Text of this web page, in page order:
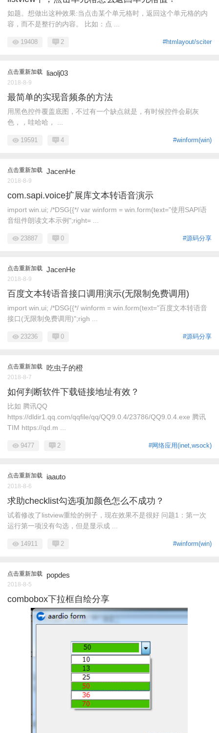
如题。想做出这种效果:当点击某个单元格时，返回这个单元格的内
容，而不是整行的内容。 比如：点 ...
#htmlayout/sciter
19408 2
点击重新加载 liaolj03
2018-8-9
最简单的实现音频条的方法
用黑色控件覆盖底图，不过有一个缺点就是，有时候控件会刷灰
色，，哇哈哈， ...
#winform(win)
19591 4
点击重新加载 JacenHe
2018-8-9
com.sapi.voice扩展库文本转语音演示
import win.ui; /*DSG{{*/ var winform = win.form(text="使用SAPI语
音组件朗读文本示例";right= ...
#源码分享
23887 0
点击重新加载 JacenHe
2018-8-9
百度文本转语音接口调用演示(无限制免费调用)
import win.ui; /*DSG{{*/ winform = win.form(text="百度文本转语音
接口(无限制免费调用)";righ ...
#源码分享
23236 0
点击重新加载 吃虫子的橙
2018-8-7
如何判断软件下载链接地址有效？
比如 腾讯QQ
https://dldir1.qq.com/qqfile/qq/QQ9.0.4/23786/QQ9.0.4.exe 腾讯
TIM https://qd.m ...
#网络应用(inet,wsock)
9477 2
点击重新加载 iaauto
2018-8-6
求助checklist勾选项加颜色怎么不成功？
试着修改了listview重绘的例子，现在效果不是很好 问题1：第一次
运行第一项没有勾选，但是显示成 ...
#winform(win)
14911 2
点击重新加载 popdes
2018-8-5
combobox下拉框自绘分享